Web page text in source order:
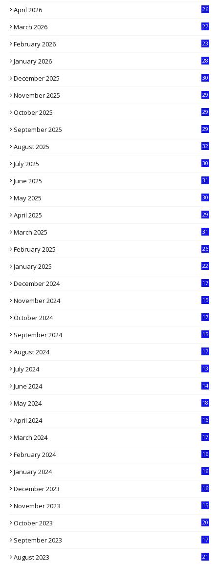
April 2026
26
March 2026
27
February 2026
23
January 2026
28
December 2025
30
November 2025
29
October 2025
29
September 2025
29
August 2025
32
July 2025
30
June 2025
31
May 2025
30
April 2025
29
March 2025
31
February 2025
26
January 2025
22
December 2024
17
November 2024
15
October 2024
17
September 2024
15
August 2024
17
July 2024
13
June 2024
14
May 2024
18
April 2024
16
March 2024
17
February 2024
16
January 2024
16
December 2023
16
November 2023
15
October 2023
20
September 2023
17
August 2023
21